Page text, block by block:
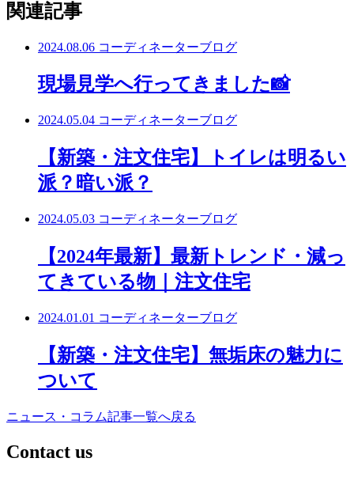
関連記事
2024.08.06 コーディネーターブログ
現場見学へ行ってきました📸
2024.05.04 コーディネーターブログ
【新築・注文住宅】トイレは明るい
派？暗い派？
2024.05.03 コーディネーターブログ
【2024年最新】最新トレンド・減っ
てきている物｜注文住宅
2024.01.01 コーディネーターブログ
【新築・注文住宅】無垢床の魅力に
ついて
ニュース・コラム記事一覧へ戻る
Contact us